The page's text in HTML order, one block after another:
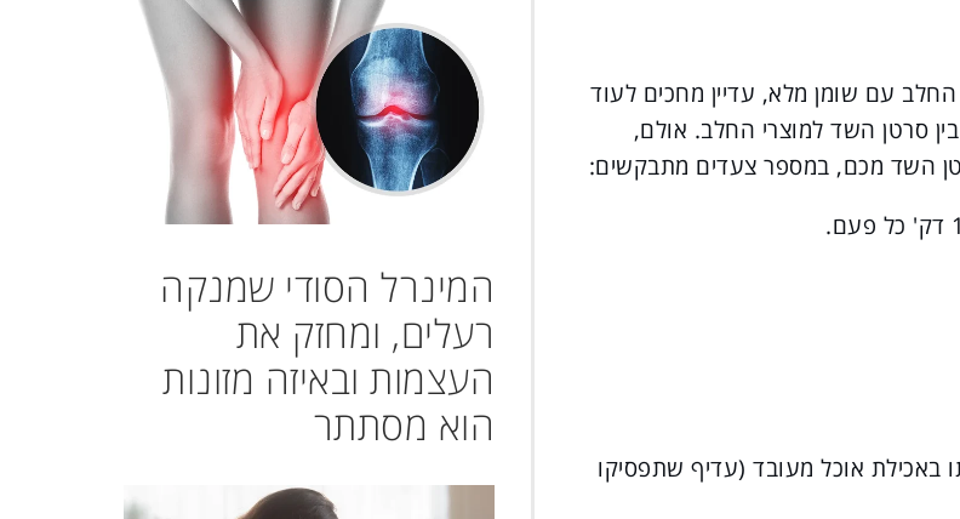
עם שומן מלא, עדיין מחכים לעוד
סרטן השד למוצרי החלב. אולם,
השד מכם, במספר צעדים מתבקשים:
באכילת אוכל מעובד (עדיף שתפסיקו
המינרל הסודי שמנקה
רעלים, ומחזק את
העצמות ובאיזה מזונות
הוא מסתתר